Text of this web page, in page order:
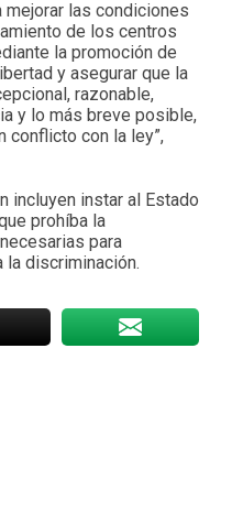
las condiciones
de los centros
la promoción de
y asegurar que la
razonable,
y lo más breve posible,
conflicto con la ley”,
incluyen instar al Estado
prohíba la
para
la discriminación.